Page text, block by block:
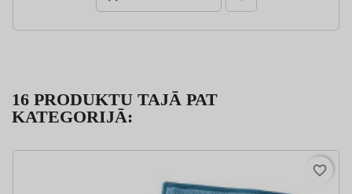
16 PRODUKTU TAJĀ PAT
KATEGORIJĀ:
favorite_border